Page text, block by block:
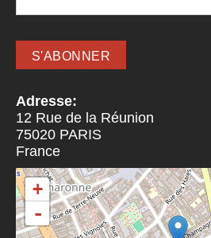
Adresse:
12 Rue de la Réunion
75020 PARIS
France
+
-